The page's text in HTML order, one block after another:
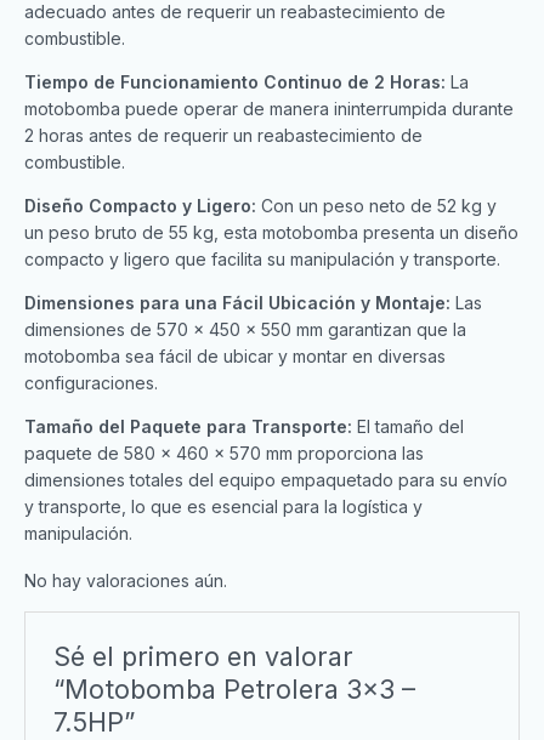
adecuado antes de requerir un reabastecimiento de
combustible.
Tiempo de Funcionamiento Continuo de 2 Horas: La
motobomba puede operar de manera ininterrumpida durante
2 horas antes de requerir un reabastecimiento de
combustible.
Diseño Compacto y Ligero: Con un peso neto de 52 kg y
un peso bruto de 55 kg, esta motobomba presenta un diseño
compacto y ligero que facilita su manipulación y transporte.
Dimensiones para una Fácil Ubicación y Montaje: Las
dimensiones de 570 x 450 x 550 mm garantizan que la
motobomba sea fácil de ubicar y montar en diversas
configuraciones.
Tamaño del Paquete para Transporte: El tamaño del
paquete de 580 x 460 x 570 mm proporciona las
dimensiones totales del equipo empaquetado para su envío
y transporte, lo que es esencial para la logística y
manipulación.
No hay valoraciones aún.
Sé el primero en valorar
“Motobomba Petrolera 3×3 –
7.5HP”